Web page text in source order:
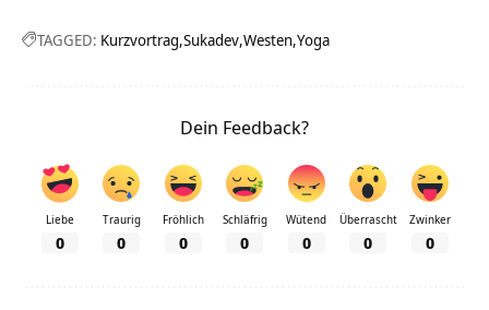
TAGGED: Kurzvortrag Sukadev Westen Yoga
Dein Feedback?
Liebe
0
Traurig
0
Fröhlich
0
Schläfrig
0
Wütend
0
Überrascht
0
Zwinker
0